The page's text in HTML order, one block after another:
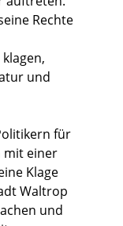
Rechte
und
für
mit einer
Klage
Waltrop
und